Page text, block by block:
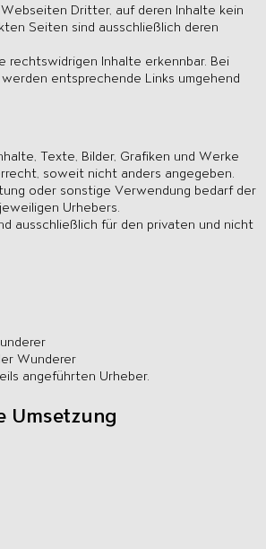
Dritter, auf deren Inhalte kein
Seiten sind ausschließlich deren
rechtswidrigen Inhalte erkennbar. Bei
entsprechende Links umgehend
Texte, Bilder, Grafiken und Werke
soweit nicht anders angegeben.
oder sonstige Verwendung bedarf der
Urhebers.
ausschließlich für den privaten und nicht
Wunderer
angeführten Urheber.
Umsetzung